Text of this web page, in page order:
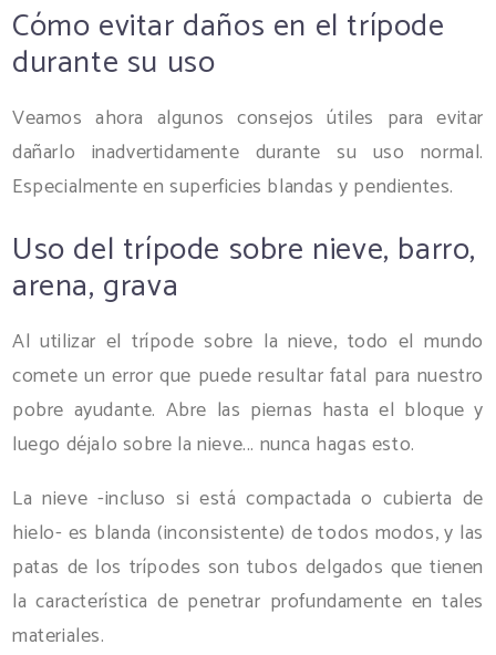
Cómo evitar daños en el trípode
durante su uso
Veamos ahora algunos consejos útiles para evitar
dañarlo inadvertidamente durante su uso normal.
Especialmente en superficies blandas y pendientes.
Uso del trípode sobre nieve, barro,
arena, grava
Al utilizar el trípode sobre la nieve, todo el mundo
comete un error que puede resultar fatal para nuestro
pobre ayudante. Abre las piernas hasta el bloque y
luego déjalo sobre la nieve... nunca hagas esto.
La nieve -incluso si está compactada o cubierta de
hielo- es blanda (inconsistente) de todos modos, y las
patas de los trípodes son tubos delgados que tienen
la característica de penetrar profundamente en tales
materiales.